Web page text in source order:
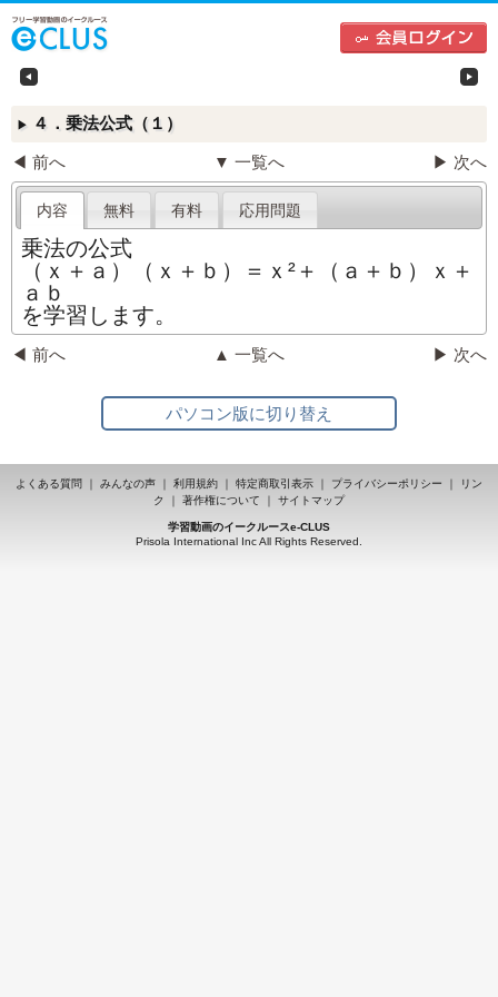
中学生向けフリー学習動画のイークルース（e-
▶ ４．乗法公式（１）
◀ 前へ ▼ 一覧へ ▶ 次へ
内容 無料 有料 応用問題
乗法の公式
（ｘ＋ａ）（ｘ＋ｂ）＝ｘ²＋（ａ＋ｂ）ｘ＋
ａｂ
を学習します。
◀ 前へ ▲ 一覧へ ▶ 次へ
パソコン版に切り替え
よくある質問 みんなの声 利用規約 特定商取引表示 プライバシーポリシー
リン
ク
著作権について サイトマップ
学習動画のイークルースe-CLUS
Prisola International Inc All Rights Reserved.